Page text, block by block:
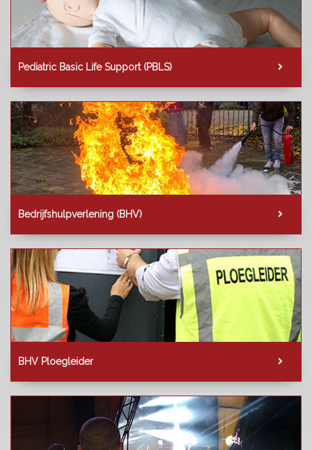
Pediatric Basic Life Support (PBLS)
Bedrijfshulpverlening (BHV)
BHV Ploegleider